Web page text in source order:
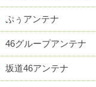
ぷぅアンテナ
46グループアンテナ
坂道46アンテナ